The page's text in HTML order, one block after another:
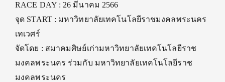
RACE DAY : 26 มีนาคม 2566
จุด START : มหาวิทยาลัยเทคโนโลยีราชมงคลพระนคร
เทเวศร์
จัดโดย : สมาคมศิษย์เก่ามหาวิทยาลัยเทคโนโลยีราช
มงคลพระนคร ร่วมกับ มหาวิทยาลัยเทคโนโลยีราช
มงคลพระนคร